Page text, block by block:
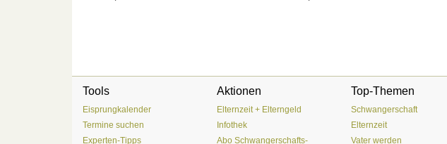
Tools
Eisprungkalender
Termine suchen
Experten-Tipps
Aktionen
Elternzeit + Elterngeld
Infothek
Abo Schwangerschafts-
Top-Themen
Schwangerschaft
Elternzeit
Vater werden